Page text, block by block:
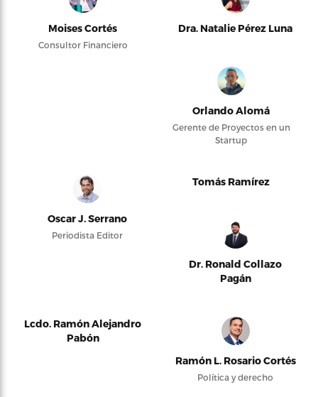
Moises Cortés
Consultor Financiero
Dra. Natalie Pérez Luna
Orlando Alomá
Gerente de Proyectos en un
Startup
Oscar J. Serrano
Periodista Editor
Tomás Ramírez
Dr. Ronald Collazo
Pagán
Lcdo. Ramón Alejandro
Pabón
Ramón L. Rosario Cortés
Política y derecho